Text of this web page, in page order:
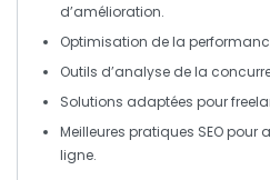
d’amélioration.
Optimisation de la
Outils d’analyse de la
Solutions adaptées pour
Meilleures pratiques SEOpour
ligne.